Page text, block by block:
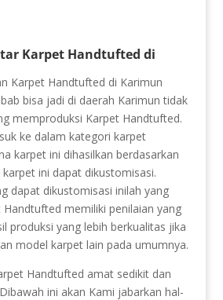
Karpet Handtufted di
Karpet Handtufted di Karimun
bisa jadi di daerah Karimun tidak
memproduksi Karpet Handtufted.
ke dalam kategori karpet
karpet ini dihasilkan berdasarkan
ini dapat dikustomisasi.
dapat dikustomisasi inilah yang
memiliki penilaian yang
produksi yang lebih berkualitas jika
model karpet lain pada umumnya.
Handtufted amat sedikit dan
ini akan Kami jabarkan hal-